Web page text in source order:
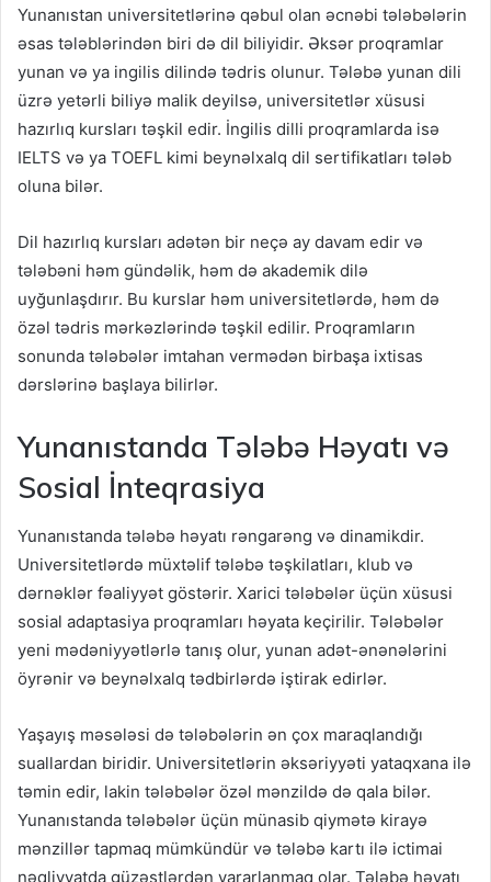
Yunanıstan universitetlərinə qəbul olan əcnəbi tələbələrin
əsas tələblərindən biri də dil biliyidir. Əksər proqramlar
yunan və ya ingilis dilində tədris olunur. Tələbə yunan dili
üzrə yetərli biliyə malik deyilsə, universitetlər xüsusi
hazırlıq kursları təşkil edir. İngilis dilli proqramlarda isə
IELTS və ya TOEFL kimi beynəlxalq dil sertifikatları tələb
oluna bilər.
Dil hazırlıq kursları adətən bir neçə ay davam edir və
tələbəni həm gündəlik, həm də akademik dilə
uyğunlaşdırır. Bu kurslar həm universitetlərdə, həm də
özəl tədris mərkəzlərində təşkil edilir. Proqramların
sonunda tələbələr imtahan vermədən birbaşa ixtisas
dərslərinə başlaya bilirlər.
Yunanıstanda Tələbə Həyatı və
Sosial İnteqrasiya
Yunanıstanda tələbə həyatı rəngarəng və dinamikdir.
Universitetlərdə müxtəlif tələbə təşkilatları, klub və
dərnəklər fəaliyyət göstərir. Xarici tələbələr üçün xüsusi
sosial adaptasiya proqramları həyata keçirilir. Tələbələr
yeni mədəniyyətlərlə tanış olur, yunan adət-ənənələrini
öyrənir və beynəlxalq tədbirlərdə iştirak edirlər.
Yaşayış məsələsi də tələbələrin ən çox maraqlandığı
suallardan biridir. Universitetlərin əksəriyyəti yataqxana ilə
təmin edir, lakin tələbələr özəl mənzildə də qala bilər.
Yunanıstanda tələbələr üçün münasib qiymətə kirayə
mənzillər tapmaq mümkündür və tələbə kartı ilə ictimai
nəqliyyatda güzəştlərdən yararlanmaq olar. Tələbə həyatı